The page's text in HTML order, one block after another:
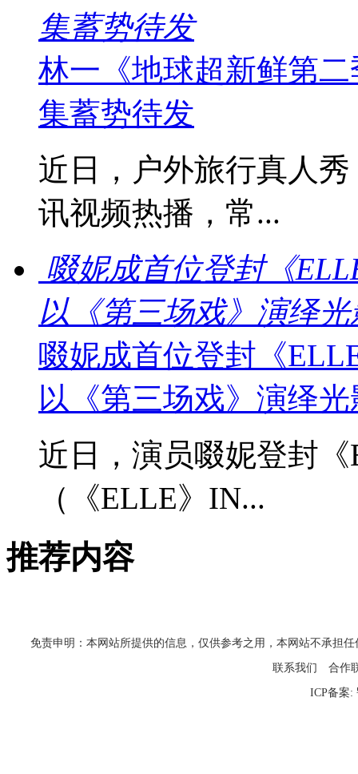
集蓄势待发
林一《地球超新鲜第
集蓄势待发
近日，户外旅行真人
讯视频热播，常...
啜妮成首位登封《
以《第三场戏》演绎
啜妮成首位登封《
以《第三场戏》演绎
近日，演员啜妮登封
（《ELLE》IN...
推荐内容
免责申明：本网站所提供的信息，仅供参考之用，本网站不承担
联系我们 合作
ICP备案: